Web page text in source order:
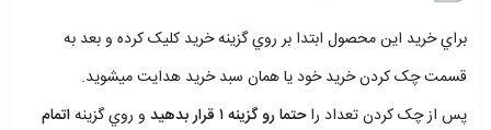
براي خريد اين محصول ابتدا بر روي گزينه خريد کليک کرده و بعد به
قسمت چک کردن خريد خود يا همان سبد خريد هدايت ميشويد.
پس از چک کردن تعداد راحتما رو گزينه ۱ قرار بدهيد و روي گزينهاتمام